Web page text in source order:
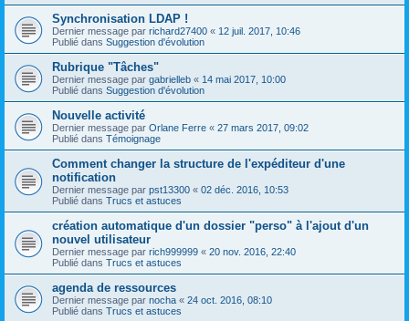
Synchronisation LDAP !
Dernier message par richard27400 « 12 juil. 2017, 10:46
Publié dans Suggestion d'évolution
Rubrique "Tâches"
Dernier message par gabrielleb « 14 mai 2017, 10:00
Publié dans Suggestion d'évolution
Nouvelle activité
Dernier message par Orlane Ferre « 27 mars 2017, 09:02
Publié dans Témoignage
Comment changer la structure de l'expéditeur d'une
notification
Dernier message par pst13300 « 02 déc. 2016, 10:53
Publié dans Trucs et astuces
création automatique d'un dossier "perso" à l'ajout d'un
nouvel utilisateur
Dernier message par rich999999 « 20 nov. 2016, 22:40
Publié dans Trucs et astuces
agenda de ressources
Dernier message par nocha « 24 oct. 2016, 08:10
Publié dans Trucs et astuces